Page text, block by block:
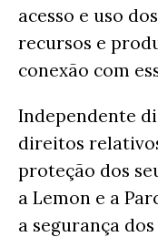
acesso e uso
recursos e
conexão com
Independente
direitos
proteção dos
a Lemon e a
a segurança dos